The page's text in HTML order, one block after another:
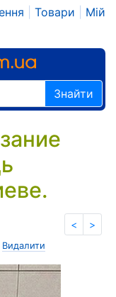
Товари
Мій
Знайти
< >
Видалити